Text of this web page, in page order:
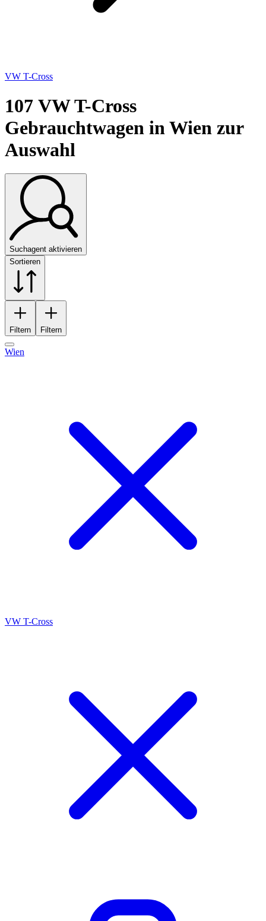
VW T-Cross
107 VW T-Cross
Gebrauchtwagen in Wien zur
Auswahl
Suchagent aktivieren
Sortieren
Filtern Filtern
Wien
VW T-Cross